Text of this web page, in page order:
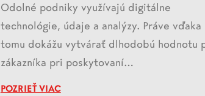
Odolné podniky využívajú digitálne
technológie, údaje a analýzy. Práve vďaka
tomu dokážu vytvárať dlhodobú hodnotu
zákazníka pri poskytovaní…
POZRIEŤ VIAC